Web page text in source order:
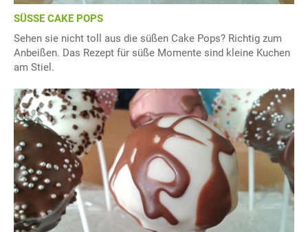
SÜSSE CAKE POPS
Sehen sie nicht toll aus die süßen Cake Pops? Richtig zum
Anbeißen. Das Rezept für süße Momente sind kleine Kuchen
am Stiel.